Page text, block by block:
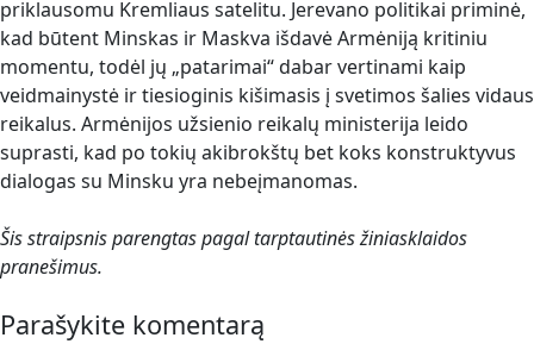
priklausomu Kremliaus satelitu. Jerevano politikai priminė,
kad būtent Minskas ir Maskva išdavė Armėniją kritiniu
momentu, todėl jų „patarimai“ dabar vertinami kaip
veidmainystė ir tiesioginis kišimasis į svetimos šalies vidaus
reikalus. Armėnijos užsienio reikalų ministerija leido
suprasti, kad po tokių akibrokštų bet koks konstruktyvus
dialogas su Minsku yra nebeįmanomas.
Šis straipsnis parengtas pagal tarptautinės žiniasklaidos
pranešimus.
Parašykite komentarą